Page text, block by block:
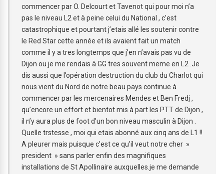
commencer par O. Delcourt et Tavenot qui pour moi n’a
pas le niveau L2 et à peine celui du National , c’est
catastrophique et pourtant j’etais allé les soutenir contre
le Red Star cette année et ils avaient fait un match
comme il y a tres longtemps que j’en n’avais pas vu de
Dijon ou je me rendais à GG tres souvent meme en L2 .Je
dis aussi que l’opération destruction du club du Charlot qui
nous.vient du Nord de notre beau pays continue à
commencer par les mercenaires Mendes et Ben Fredj ,
qu’encore un effort et bientot mis à part les PTT de Dijon ,
il n’y aura plus de foot d’un bon niveau masculin à Dijon .
Quelle trstesse , moi qui etais abonné aux cinq ans de L1 !!
A pleurer mais puisque c’est ce qu’il veut notre cher »
president » sans parler enfin des magnifiques
installations de St Apollinaire auxquelles.je me demande